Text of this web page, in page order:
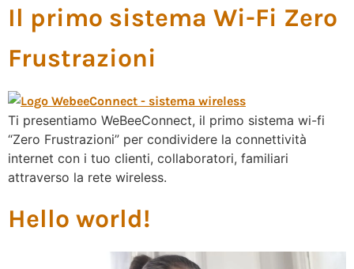
Il primo sistema Wi-Fi Zero
Frustrazioni
Ti presentiamo WeBeeConnect, il primo sistema wi-fi
“Zero Frustrazioni” per condividere la connettività
internet con i tuo clienti, collaboratori, familiari
attraverso la rete wireless.
Hello world!